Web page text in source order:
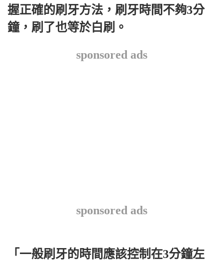
握正確的刷牙方法，刷牙時間不夠3分
鐘，刷了也等於白刷。
sponsored ads
sponsored ads
「一般刷牙的時間應該控制在3分鐘左